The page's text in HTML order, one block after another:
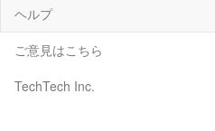
ヘルプ
ご意見はこちら
TechTech Inc.